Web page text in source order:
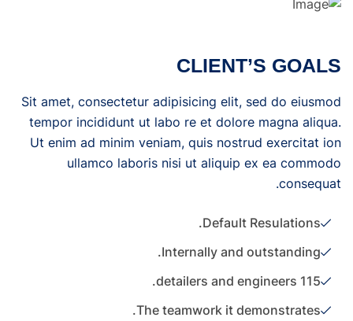
CLIENT’S GOALS
Sit amet, consectetur adipisicing elit, sed do eiusmod
tempor incididunt ut labo re et dolore magna aliqua.
Ut enim ad minim veniam, quis nostrud exercitat ion
ullamco laboris nisi ut aliquip ex ea commodo
consequat.
Default Resulations.
Internally and outstanding.
115 detailers and engineers.
The teamwork it demonstrates.